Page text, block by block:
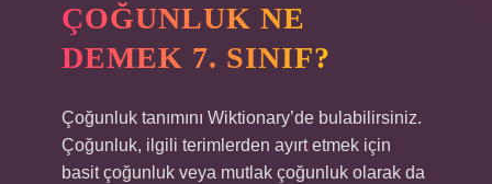
ÇOĞUNLUK NE
DEMEK 7. SINIF?
Çoğunluk tanımını Wiktionary’de bulabilirsiniz.
Çoğunluk, ilgili terimlerden ayırt etmek için
basit çoğunluk veya mutlak çoğunluk olarak da